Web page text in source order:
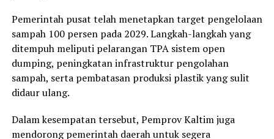
Pemerintah pusat telah menetapkan target pengelolaan
sampah 100 persen pada 2029. Langkah-langkah yang
ditempuh meliputi pelarangan TPA sistem open
dumping, peningkatan infrastruktur pengolahan
sampah, serta pembatasan produksi plastik yang sulit
didaur ulang.
Dalam kesempatan tersebut, Pemprov Kaltim juga
mendorong pemerintah daerah untuk segera